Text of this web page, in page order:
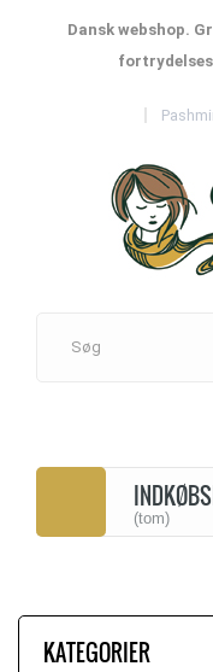
Dansk webshop.
(tom)
KATEGORIER